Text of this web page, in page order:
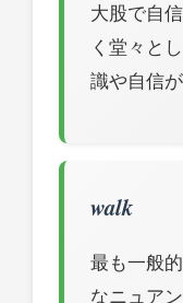
大股で自
く堂々と
識や自信
walk
最も一般
なニュア